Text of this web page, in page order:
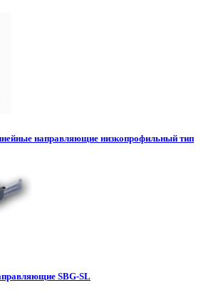
направляющие низкопрофильный тип
SBG-SL